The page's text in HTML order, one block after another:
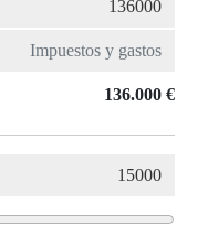
136.000 €